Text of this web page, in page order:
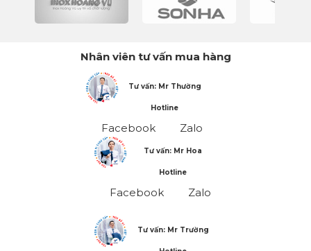
Nhân viên tư vấn mua hàng
Tư vấn: Mr Thường
Hotline
Facebook Zalo
Tư vấn: Mr Hoa
Hotline
Facebook Zalo
Tư vấn: Mr Trường